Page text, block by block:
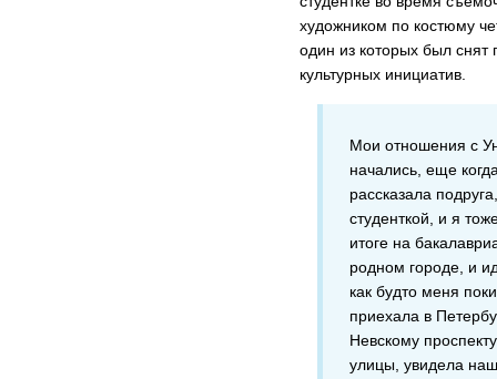
художником по костюму
один из которых был
культурных инициатив.
Мои отношения с
начались, еще
рассказала
студенткой, и я
итоге на
родном городе, и
как будто меня
приехала в
Невскому
улицы, увидела